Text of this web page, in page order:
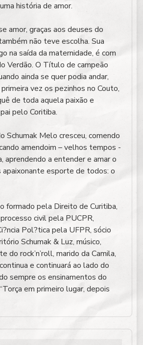
história de amor.
amor, graças aos deuses do
não teve escolha. Sua
na saída da maternidade, é com
Verdão. O Título de campeão
ainda se quer podia andar,
vez os pezinhos no Couto,
de toda aquela paixão e
pelo Coritiba.
Schumak Melo cresceu, comendo
amendoim – velhos tempos -
aprendendo a entender e amar o
apaixonante esporte de todos: o
formado pela Direito de Curitiba,
civil pela PUCPR,
Pol?tica pela UFPR, sócio
Schumak & Luz, músico,
do rock’n’roll, marido da Camila,
e continuará ao lado do
sempre os ensinamentos do
em primeiro lugar, depois